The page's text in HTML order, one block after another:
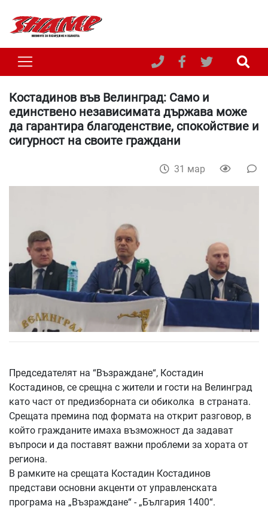
Костадинов във Велинград: Само и
единствено независимата държава може
да гарантира благоденствие, спокойствие и
сигурност на своите граждани
31 мар
Председателят на “Възраждане“, Костадин
Костадинов, се срещна с жители и гости на Велинград
като част от предизборната си обиколка в страната.
Срещата премина под формата на открит разговор, в
който гражданите имаха възможност да задават
въпроси и да поставят важни проблеми за хората от
региона.
В рамките на срещата Костадин Костадинов
представи основни акценти от управленската
програма на „Възраждане“ - „България 1400“.